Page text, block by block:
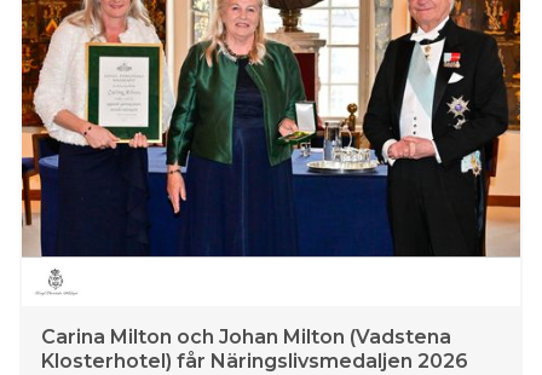
Carina Milton och Johan Milton (Vadstena
Klosterhotel) får Näringslivsmedaljen 2026